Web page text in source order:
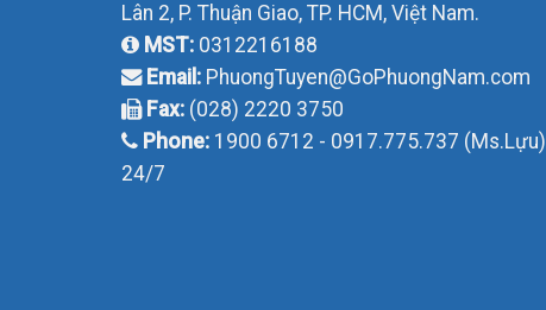
Lân 2, P. Thuận Giao, TP. HCM, Việt Nam.
MST: 0312216188
Email: PhuongTuyen@GoPhuongNam.com
Fax: (028) 2220 3750
Phone: 1900 6712 - 0917.775.737 (Ms.Lựu)
24/7